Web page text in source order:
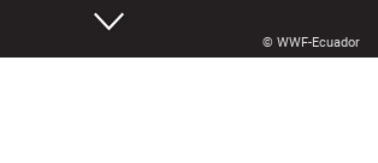
© WWF-Ecuador